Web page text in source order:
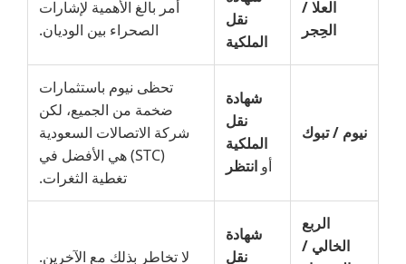
العلا /
الحِجر
نقل
الملكية
أمر بالغ الأهمية لإشارات
الصحراء بين الوديان.
نيوم / تبوك
شهادة
نقل
الملكية
أو انتظر
تحظى نيوم باستثمارات
ضخمة من الجميع، لكن
شركة الاتصالات السعودية
(STC) هي الأفضل في
تغطية الثغرات.
الربع
الخالي /
شهادة
نقل
لا تخاطر بذلك مع الآخرين.